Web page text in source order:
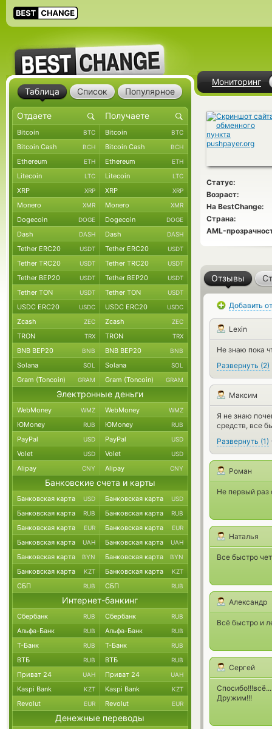
Мониторинг
Статус:
Возраст:
На BestChange:
Страна:
AML-
Отзывы
Добавить
Lexin
Не знаю пока
Развернуть (2)
Максим
Я не знаю
средств, все
Развернуть (1)
Роман
Не первый раз
Наталья
Все быстро
Александр
Всё быстро и
Сергей
Дружим!!!
Таблица Список Популярное
Bitcoin BTC Bitcoin BTC
Bitcoin Cash BCH Bitcoin Cash BCH
Ethereum ETH Ethereum ETH
Litecoin LTC Litecoin LTC
XRP XRP XRP XRP
Monero XMR Monero XMR
Dogecoin DOGE Dogecoin DOGE
Dash DASH Dash DASH
Tether ERC20 USDT Tether ERC20 USDT
Tether TRC20 USDT Tether TRC20 USDT
Tether BEP20 USDT Tether BEP20 USDT
Tether TON USDT Tether TON USDT
USDC ERC20 USDC USDC ERC20 USDC
Zcash ZEC Zcash ZEC
TRON TRX TRON TRX
BNB BEP20 BNB BNB BEP20 BNB
Solana SOL Solana SOL
Gram (Toncoin) GRAM Gram (Toncoin) GRAM
Электронные деньги
WebMoney WMZ WebMoney WMZ
ЮMoney RUB ЮMoney RUB
PayPal USD PayPal USD
Volet USD Volet USD
Alipay CNY Alipay CNY
Банковские счета и карты
Банковская карта USD Банковская карта USD
Банковская карта RUB Банковская карта RUB
Банковская карта EUR Банковская карта EUR
Банковская карта UAH Банковская карта UAH
Банковская карта BYN Банковская карта BYN
Банковская карта KZT Банковская карта KZT
СБП RUB СБП RUB
Интернет-банкинг
Сбербанк RUB Сбербанк RUB
Альфа-Банк RUB Альфа-Банк RUB
Т-Банк RUB Т-Банк RUB
ВТБ RUB ВТБ RUB
Приват 24 UAH Приват 24 UAH
Kaspi Bank KZT Kaspi Bank KZT
Revolut EUR Revolut EUR
Денежные переводы